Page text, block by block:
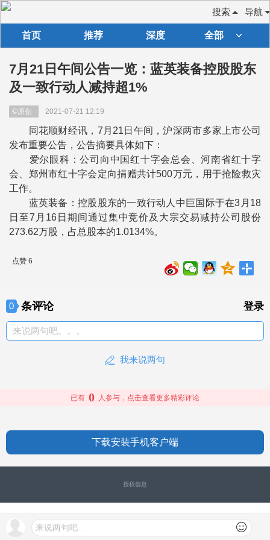
导航
搜索
首页 推荐 深度 全部
7月21日午间公告一览：蓝英装备控股股东
及一致行动人减持超1%
©原创 2021-07-21 12:19
同花顺财经讯，7月21日午间，沪深两市多家上市公司
发布重要公告，公告摘要具体如下：
爱尔眼科：公司向中国红十字会总会、河南省红十字
会、郑州市红十字会定向捐赠共计500万元，用于抢险救灾
工作。
蓝英装备：控股股东的一致行动人中巨国际于在3月18
日至7月16日期间通过集中竞价及大宗交易减持公司股份
273.62万股，占总股本的1.0134%。
点赞 6
0 条评论 登录
来说两句吧。。。
我来说两句
来说两句吧...
已有 0 人参与，点击查看更多精彩评论
下载安装手机客户端
授权信息